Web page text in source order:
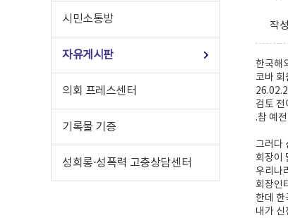
시민소통방
자유게시판
의회 프레스센터
기록물 기증
성희롱⋅성폭력 고충상담센터
작
한국해
코바 회
검토
.참 예
그러다
회장이
우리나
회장인
한데 한
내가